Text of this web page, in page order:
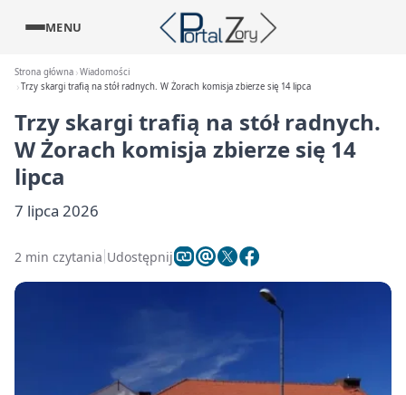
MENU
Strona główna Wiadomości
Trzy skargi trafią na stół radnych. W Żorach komisja zbierze się 14 lipca
Trzy skargi trafią na stół radnych.
W Żorach komisja zbierze się 14
lipca
7 lipca 2026
2 min czytania Udostępnij